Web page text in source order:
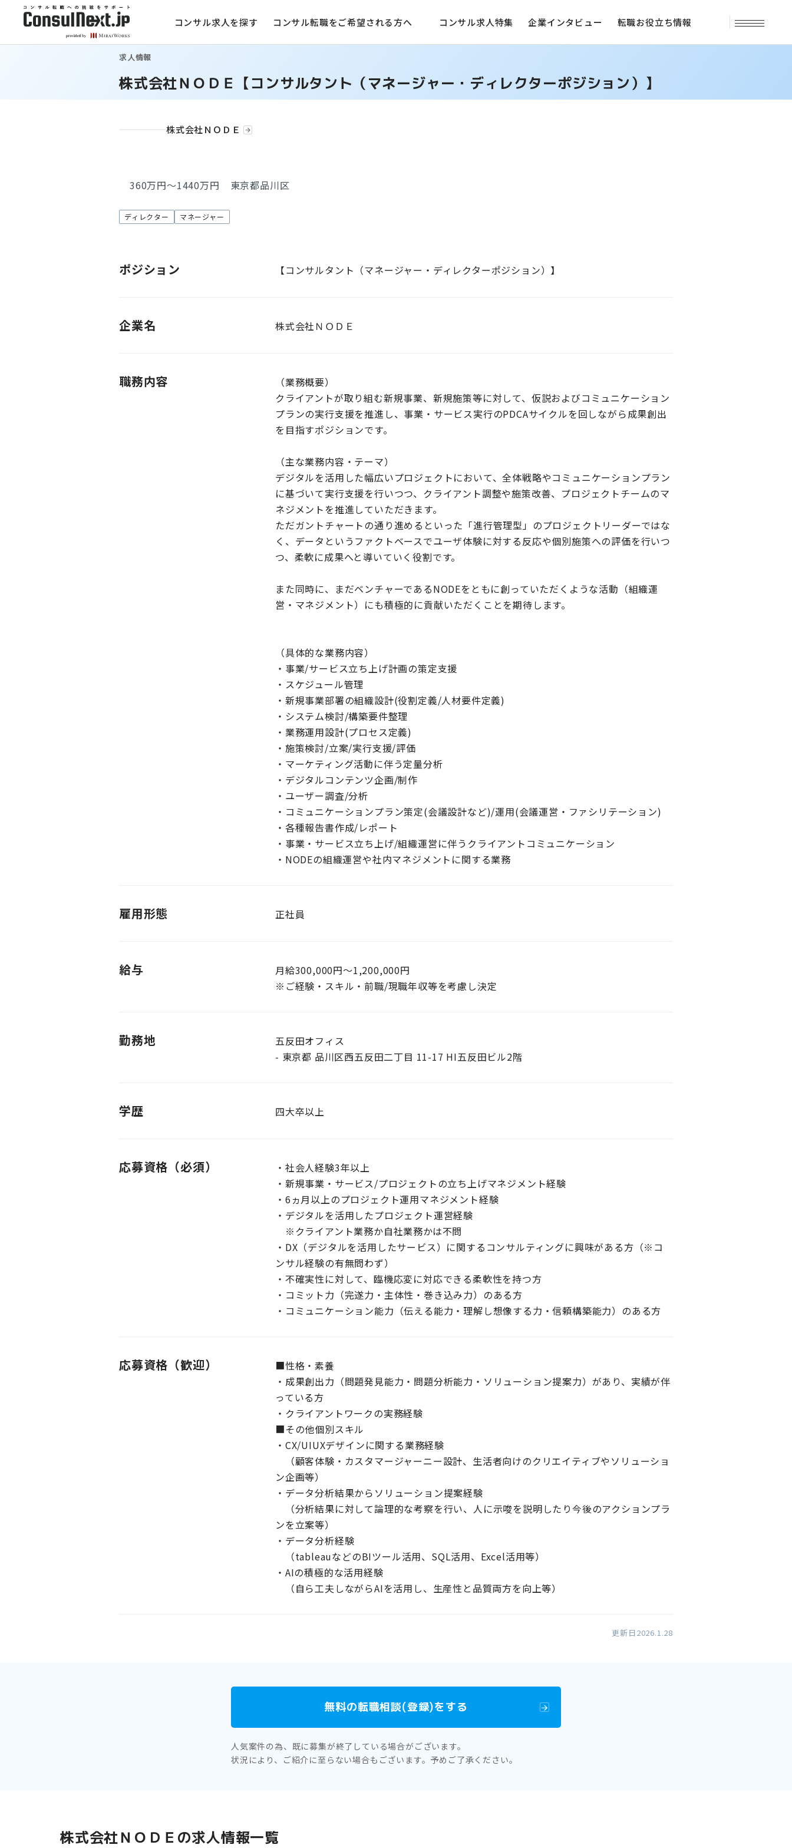
コンサル求人を探す コンサル転職をご希望される方へ コンサル求人特集 企業インタビュー 転職お役立ち情報
求人情報
株式会社ＮＯＤＥ【コンサルタント（マネージャー・ディレクターポジション）】
株式会社ＮＯＤＥ
360万円～1440万円 東京都品川区
ディレクター マネージャー
ポジション 【コンサルタント（マネージャー・ディレクターポジション）】
企業名 株式会社ＮＯＤＥ
職務内容
（業務概要）
クライアントが取り組む新規事業、新規施策等に対して、仮説およびコミュニケーション
プランの実行支援を推進し、事業・サービス実行のPDCAサイクルを回しながら成果創出
を目指すポジションです。
（主な業務内容・テーマ）
デジタルを活用した幅広いプロジェクトにおいて、全体戦略やコミュニケーションプラン
に基づいて実行支援を行いつつ、クライアント調整や施策改善、プロジェクトチームのマ
ネジメントを推進していただきます。
ただガントチャートの通り進めるといった「進行管理型」のプロジェクトリーダーではな
く、データというファクトベースでユーザ体験に対する反応や個別施策への評価を行いつ
つ、柔軟に成果へと導いていく役割です。
また同時に、まだベンチャーであるNODEをともに創っていただくような活動（組織運
営・マネジメント）にも積極的に貢献いただくことを期待します。
（具体的な業務内容）
・事業/サービス立ち上げ計画の策定支援
・スケジュール管理
・新規事業部署の組織設計(役割定義/人材要件定義)
・システム検討/構築要件整理
・業務運用設計(プロセス定義)
・施策検討/立案/実行支援/評価
・マーケティング活動に伴う定量分析
・デジタルコンテンツ企画/制作
・ユーザー調査/分析
・コミュニケーションプラン策定(会議設計など)/運用(会議運営・ファシリテーション)
・各種報告書作成/レポート
・事業・サービス立ち上げ/組織運営に伴うクライアントコミュニケーション
・NODEの組織運営や社内マネジメントに関する業務
雇用形態 正社員
給与
月給300,000円〜1,200,000円
※ご経験・スキル・前職/現職年収等を考慮し決定
勤務地
五反田オフィス
- 東京都 品川区西五反田二丁目 11-17 HI五反田ビル2階
学歴 四大卒以上
応募資格（必須）
・社会人経験3年以上
・新規事業・サービス/プロジェクトの立ち上げマネジメント経験
・6ヵ月以上のプロジェクト運用マネジメント経験
・デジタルを活用したプロジェクト運営経験
※クライアント業務か自社業務かは不問
・DX（デジタルを活用したサービス）に関するコンサルティングに興味がある方（※コ
ンサル経験の有無問わず）
・不確実性に対して、臨機応変に対応できる柔軟性を持つ方
・コミット力（完遂力・主体性・巻き込み力）のある方
・コミュニケーション能力（伝える能力・理解し想像する力・信頼構築能力）のある方
応募資格（歓迎）
■性格・素養
・成果創出力（問題発見能力・問題分析能力・ソリューション提案力）があり、実績が伴
っている方
・クライアントワークの実務経験
■その他個別スキル
・CX/UIUXデザインに関する業務経験
（顧客体験・カスタマージャーニー設計、生活者向けのクリエイティブやソリューショ
ン企画等）
・データ分析結果からソリューション提案経験
（分析結果に対して論理的な考察を行い、人に示唆を説明したり今後のアクションプラ
ンを立案等）
・データ分析経験
（tableauなどのBIツール活用、SQL活用、Excel活用等）
・AIの積極的な活用経験
（自ら工夫しながらAIを活用し、生産性と品質両方を向上等）
更新日2026.1.28
無料の転職相談(登録)をする
人気案件の為、既に募集が終了している場合がございます。
状況により、ご紹介に至らない場合もございます。予めご了承ください。
株式会社ＮＯＤＥの求人情報一覧